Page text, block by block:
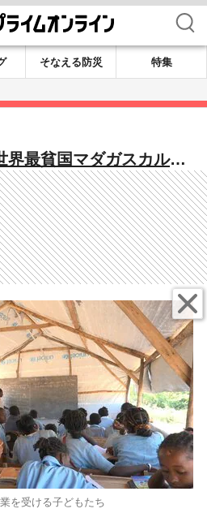
検索
そなえる防災
特集
界最貧国マダガスカルの
破壊・畑全滅…マラリア
ャリティキャンペーン】
を受ける子どもたち